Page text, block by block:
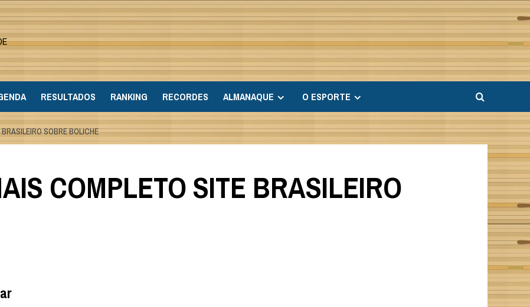
RESULTADOS RANKING RECORDES ALMANAQUE O ESPORTE
SOBRE BOLICHE
COMPLETO SITE BRASILEIRO